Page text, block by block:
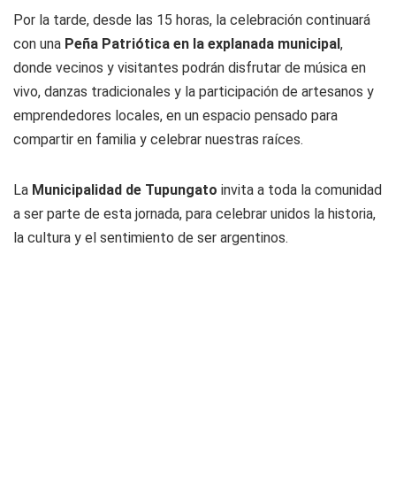
Por la tarde, desde las 15 horas, la celebración continuará
con una Peña Patriótica en la explanada municipal,
donde vecinos y visitantes podrán disfrutar de música en
vivo, danzas tradicionales y la participación de artesanos y
emprendedores locales, en un espacio pensado para
compartir en familia y celebrar nuestras raíces.
La Municipalidad de Tupungato invita a toda la comunidad
a ser parte de esta jornada, para celebrar unidos la historia,
la cultura y el sentimiento de ser argentinos.